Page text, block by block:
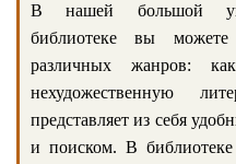
В нашей большой
библиотеке вы можете
различных жанров:
нехудожественную
представляет из себя
и поиском. В библиотеке